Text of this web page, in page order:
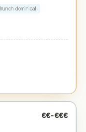
dominical
€€-€€€